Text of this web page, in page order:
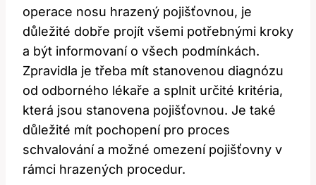
operace nosu‍ hrazený ⁢pojišťovnou, je
důležité dobře⁢ projít všemi⁤ potřebnými kroky
a být informovaní o všech ​podmínkách.
Zpravidla je ⁣třeba mít ⁢stanovenou diagnózu⁢
od ⁣odborného lékaře ​a splnit určité⁢ kritéria,
která jsou stanovena pojišťovnou. Je ‍také
⁤důležité mít ‍pochopení ‍pro proces
‍schvalování a možné ⁣omezení pojišťovny v
rámci hrazených procedur.